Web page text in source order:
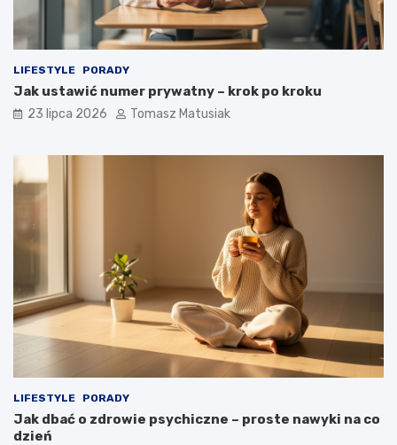
LIFESTYLE PORADY
Jak ustawić numer prywatny – krok po kroku
23 lipca 2026 Tomasz Matusiak
LIFESTYLE PORADY
Jak dbać o zdrowie psychiczne – proste nawyki na co
dzień